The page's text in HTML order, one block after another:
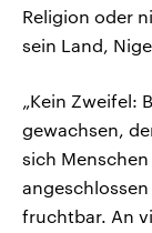
Religion oder
sein Land,
„Kein Zweifel:
gewachsen,
sich
fruchtbar. An